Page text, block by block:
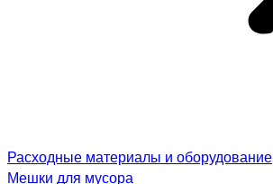
Расходные материалы и оборудование
Мешки для мусора